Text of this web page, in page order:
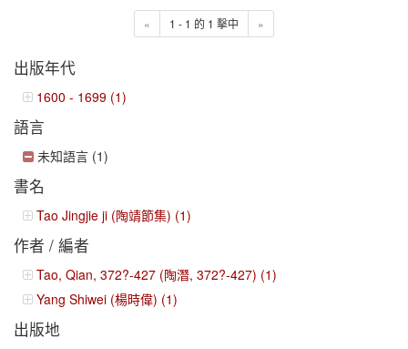
« 1 - 1 的 1 擊中 »
出版年代
1600 - 1699 (1)
語言
未知語言 (1)
書名
Tao Jingjie ji (陶靖節集) (1)
作者 / 編者
Tao, Qian, 372?-427 (陶潛, 372?-427) (1)
Yang Shiwei (楊時偉) (1)
出版地